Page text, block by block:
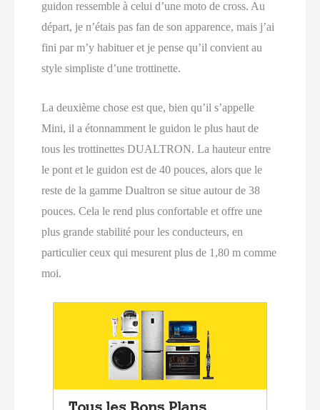
guidon ressemble à celui d’une moto de cross. Au
départ, je n’étais pas fan de son apparence, mais j’ai
fini par m’y habituer et je pense qu’il convient au
style simpliste d’une trottinette.
La deuxième chose est que, bien qu’il s’appelle
Mini, il a étonnamment le guidon le plus haut de
tous les trottinettes DUALTRON. La hauteur entre
le pont et le guidon est de 40 pouces, alors que le
reste de la gamme Dualtron se situe autour de 38
pouces. Cela le rend plus confortable et offre une
plus grande stabilité pour les conducteurs, en
particulier ceux qui mesurent plus de 1,80 m comme
moi.